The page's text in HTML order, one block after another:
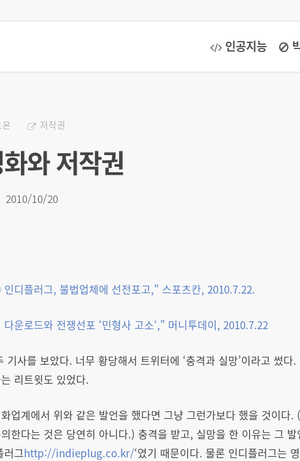
인공지능
저작권
와 저작권
2010/10/20
디플러그, 불법업체에 선전포고," 스포츠칸, 2010.7.22.
다운로드와 전쟁선포 ‘민형사 고소‘," 머니투데이, 2010.7.22
기사를 보았다. 너무 황당해서 트위터에 ‘충격과 실망’이라고 썼
리트윗도 있었다.
업계에서 위와 같은 발언을 했다면 그냥 그런가보다 했을 것이다
한다는 것은 당연히 아니다.) 충격을 받고, 실망을 한 이유는 그
러그http://indieplug.co.kr/‘였기 때문이다. 물론 인디플러그는